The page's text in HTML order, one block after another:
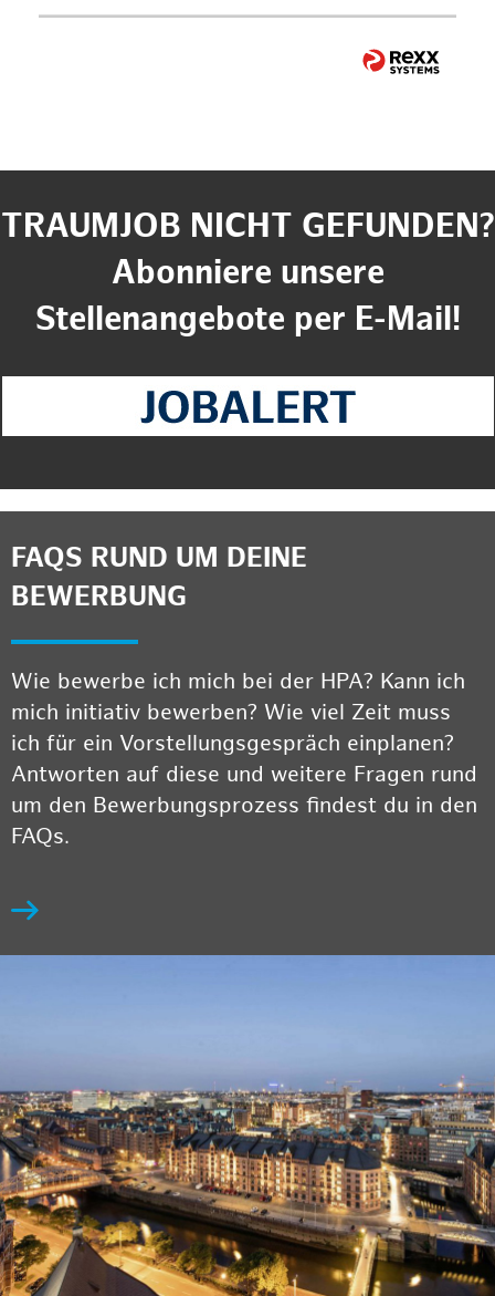
TRAUMJOB NICHT GEFUNDEN?
Abonniere unsere
Stellenangebote per E-Mail!
FAQS RUND UM DEINE
BEWERBUNG
Wie bewerbe ich mich bei der HPA? Kann ich
mich initiativ bewerben? Wie viel Zeit muss
ich für ein Vorstellungsgespräch einplanen?
Antworten auf diese und weitere Fragen rund
um den Bewerbungsprozess findest du in den
FAQs.